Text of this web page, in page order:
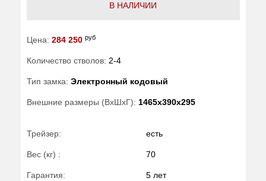
В НАЛИЧИИ
Цена: 284 250 руб
Количество стволов: 2-4
Тип замка: Электронный кодовый
Внешние размеры (ВхШхГ): 1465x390x295
Трейзер: есть
Вес (кг) : 70
Гарантия: 5 лет